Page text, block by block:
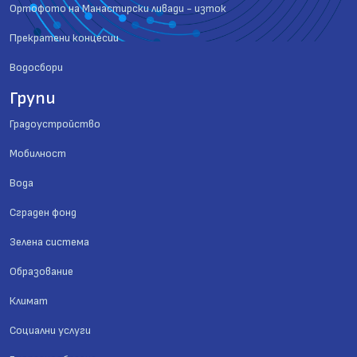
Ортофото на Манастирски ливади - изток
Прекратени концесии
Водосбори
Групи
Градоустройство
Мобилност
Вода
Сграден фонд
Зелена система
Образование
Климат
Социални услуги